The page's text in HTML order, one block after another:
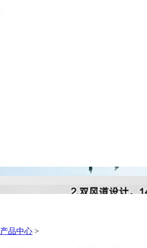
产品中心 >